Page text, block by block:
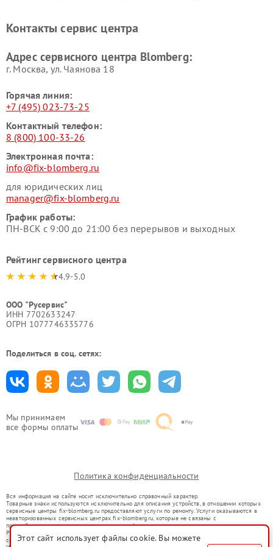
Мы принимаем
все формы оплаты
Контакты сервис центра
Адрес сервисного центра Blomberg:
г. Москва, ул. Чаянова 18
Горячая линия:
+7 (495) 023-73-25
Контактный телефон:
8 (800) 100-33-26
Электронная почта:
info@fix-blomberg.ru
для юридических лиц
manager@fix-blomberg.ru
График работы:
ПН-ВСК с 9:00 до 21:00 без перерывов и выходных
Рейтинг сервисного центра
4.9-5.0
ООО "Русервис"
ИНН 7702633247
ОГРН 1077746335776
Поделиться в соц. сетях:
Политика конфиденциальности
Вся информация на сайте носит исключительно справочный характер.
Товарные знаки используются исключительно для описания устройств, в отношении которых
сервисные центры fix-blomberg.ru предоставляют услуги по ремонту. Услуги оказываются в
неавторизованных сервисных центрах fix-blomberg.ru, которые не связаны с
правообладателями товарных знаков или их официальными представителями.
Ремонт осуществляется для устройств, уже введенных в гражданский оборот в соответствии
со статьей 1487 ГК РФ.
Этот сайт использует файлы cookie. Вы можете